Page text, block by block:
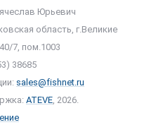
Юрьевич
область, г.Великие
7, пом.1003
38685
sales@fishnet.ru
ATEVE , 2026.